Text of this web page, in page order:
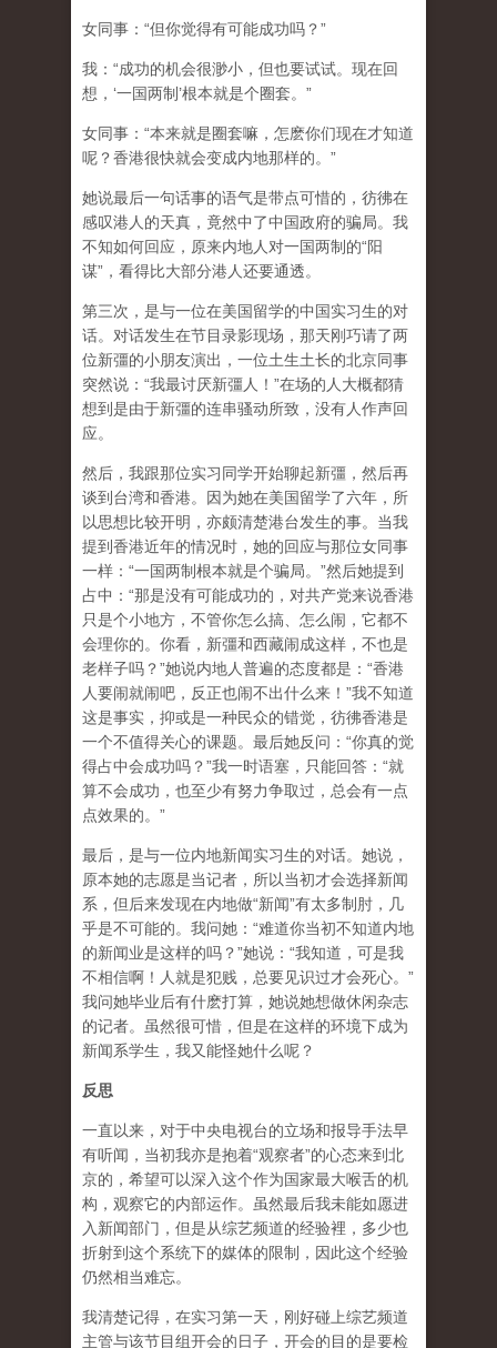
女同事：“但你觉得有可能成功吗？”
我：“成功的机会很渺小，但也要试试。现在回
想，‘一国两制’根本就是个圈套。”
女同事：“本来就是圈套嘛，怎麽你们现在才知道
呢？香港很快就会变成内地那样的。”
她说最后一句话事的语气是带点可惜的，彷彿在
感叹港人的天真，竟然中了中国政府的骗局。我
不知如何回应，原来内地人对一国两制的“阳
谋”，看得比大部分港人还要通透。
第三次，是与一位在美国留学的中国实习生的对
话。对话发生在节目录影现场，那天刚巧请了两
位新彊的小朋友演出，一位土生土长的北京同事
突然说：“我最讨厌新彊人！”在场的人大概都猜
想到是由于新彊的连串骚动所致，没有人作声回
应。
然后，我跟那位实习同学开始聊起新彊，然后再
谈到台湾和香港。因为她在美国留学了六年，所
以思想比较开明，亦颇清楚港台发生的事。当我
提到香港近年的情况时，她的回应与那位女同事
一样：“一国两制根本就是个骗局。”然后她提到
占中：“那是没有可能成功的，对共产党来说香港
只是个小地方，不管你怎么搞、怎么闹，它都不
会理你的。你看，新彊和西藏闹成这样，不也是
老样子吗？”她说内地人普遍的态度都是：“香港
人要闹就闹吧，反正也闹不出什么来！”我不知道
这是事实，抑或是一种民众的错觉，彷彿香港是
一个不值得关心的课题。最后她反问：“你真的觉
得占中会成功吗？”我一时语塞，只能回答：“就
算不会成功，也至少有努力争取过，总会有一点
点效果的。”
最后，是与一位内地新闻实习生的对话。她说，
原本她的志愿是当记者，所以当初才会选择新闻
系，但后来发现在内地做“新闻”有太多制肘，几
乎是不可能的。我问她：“难道你当初不知道内地
的新闻业是这样的吗？”她说：“我知道，可是我
不相信啊！人就是犯贱，总要见识过才会死心。”
我问她毕业后有什麽打算，她说她想做休闲杂志
的记者。虽然很可惜，但是在这样的环境下成为
新闻系学生，我又能怪她什么呢？
反思
一直以来，对于中央电视台的立场和报导手法早
有听闻，当初我亦是抱着“观察者”的心态来到北
京的，希望可以深入这个作为国家最大喉舌的机
构，观察它的内部运作。虽然最后我未能如愿进
入新闻部门，但是从综艺频道的经验裡，多少也
折射到这个系统下的媒体的限制，因此这个经验
仍然相当难忘。
我清楚记得，在实习第一天，刚好碰上综艺频道
主管与该节目组开会的日子，开会的目的是要检